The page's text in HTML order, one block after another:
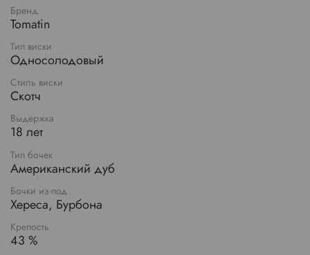
Бренд
Tomatin
Тип виски
Односолодовый
Стиль виски
Скотч
Выдержка
18 лет
Тип бочек
Американский дуб
Бочки из-под
Хереса, Бурбона
Крепость
43 %